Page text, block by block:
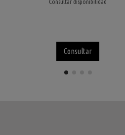
Consultar